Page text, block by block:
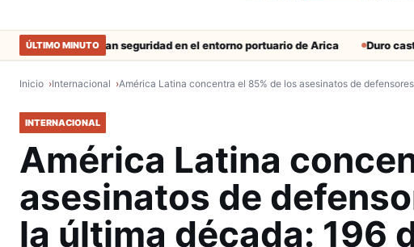
ÚLTIMO MINUTO
Refuerzan seguridad en el entorno portuario de Arica Duro castigo por la
Inicio Internacional América Latina concentra el 85% de los asesinatos de
INTERNACIONAL
América Latina
asesinatos de
la última década: 196